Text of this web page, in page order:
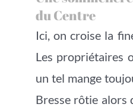
du Centre
Ici, on croise la
Les propriétaires
un tel mange
Bresse rôtie alors